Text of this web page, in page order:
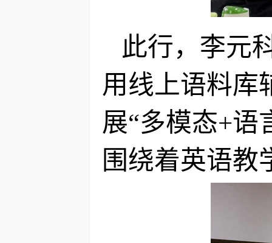
此行，李元
用线上语料库
展“多模态+语
围绕着英语教